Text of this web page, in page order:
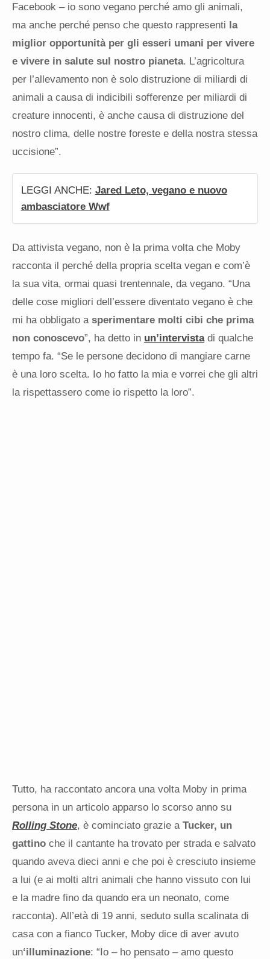
Facebook – io sono vegano perché amo gli animali,
ma anche perché penso che questo rappresenti la
miglior opportunità per gli esseri umani per vivere
e vivere in salute sul nostro pianeta. L’agricoltura
per l’allevamento non è solo distruzione di miliardi di
animali a causa di indicibili sofferenze per miliardi di
creature innocenti, è anche causa di distruzione del
nostro clima, delle nostre foreste e della nostra stessa
uccisione”.
LEGGI ANCHE: Jared Leto, vegano e nuovo
ambasciatore Wwf
Da attivista vegano, non è la prima volta che Moby
racconta il perché della propria scelta vegan e com’è
la sua vita, ormai quasi trentennale, da vegano. “Una
delle cose migliori dell’essere diventato vegano è che
mi ha obbligato a sperimentare molti cibi che prima
non conoscevo”, ha detto in un’intervistadi qualche
tempo fa. “Se le persone decidono di mangiare carne
è una loro scelta. Io ho fatto la mia e vorrei che gli altri
la rispettassero come io rispetto la loro”.
Tutto, ha raccontato ancora una volta Moby in prima
persona in un articolo apparso lo scorso anno su
Rolling Stone, è cominciato grazie a Tucker, un
gattino che il cantante ha trovato per strada e salvato
quando aveva dieci anni e che poi è cresciuto insieme
a lui (e ai molti altri animali che hanno vissuto con lui
e la madre fino da quando era un neonato, come
racconta). All’età di 19 anni, seduto sulla scalinata di
casa con a fianco Tucker, Moby dice di aver avuto
un‘illuminazione: “Io – ho pensato – amo questo